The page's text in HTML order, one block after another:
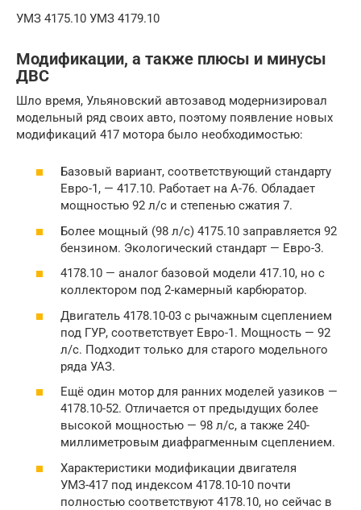
УМЗ 4175.10 УМЗ 4179.10
Модификации, а также плюсы и минусы
ДВС
Шло время, Ульяновский автозавод модернизировал
модельный ряд своих авто, поэтому появление новых
модификаций 417 мотора было необходимостью:
Базовый вариант, соответствующий стандарту
Евро-1, — 417.10. Работает на А-76. Обладает
мощностью 92 л/с и степенью сжатия 7.
Более мощный (98 л/с) 4175.10 заправляется 92
бензином. Экологический стандарт — Евро-3.
4178.10 — аналог базовой модели 417.10, но с
коллектором под 2-камерный карбюратор.
Двигатель 4178.10-03 с рычажным сцеплением
под ГУР, соответствует Евро-1. Мощность — 92
л/с. Подходит только для старого модельного
ряда УАЗ.
Ещё один мотор для ранних моделей уазиков —
4178.10-52. Отличается от предыдущих более
высокой мощностью — 98 л/с, а также 240-
миллиметровым диафрагменным сцеплением.
Характеристики модификации двигателя
УМЗ-417 под индексом 4178.10-10 почти
полностью соответствуют 4178.10, но сейчас в